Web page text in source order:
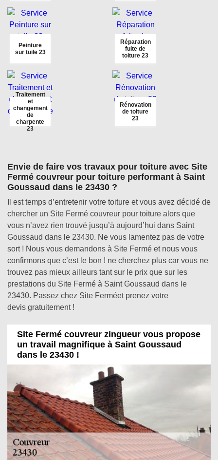
Peinture
sur tuile 23
Réparation
fuite de
toiture 23
Traitement
et
changement
de
charpente
23
Rénovation
de toiture
23
Envie de faire vos travaux pour toiture avec Site
Fermé couvreur pour toiture performant à Saint
Goussaud dans le 23430 ?
Il est temps d’entretenir votre toiture et vous avez décidé de
chercher un Site Fermé couvreur pour toiture alors que
vous n’avez rien trouvé jusqu’à aujourd’hui dans Saint
Goussaud dans le 23430. Ne vous lamentez pas de votre
sort ! Nous vous demandons à Site Fermé et nous vous
confirmons que c’est le bon ! ne cherchez plus car vous ne
trouvez pas mieux ailleurs tant sur le prix que sur les
prestations du Site Fermé à Saint Goussaud dans le
23430. Passez chez Site Ferméet prenez votre
devis gratuitement !
Site Fermé couvreur zingueur vous propose
un travail magnifique à Saint Goussaud
dans le 23430 !